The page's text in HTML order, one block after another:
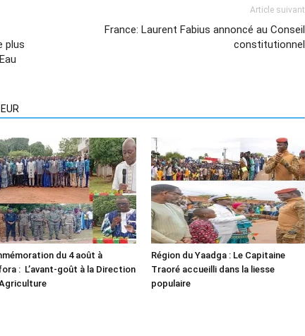
plus
Article suivant
France: Laurent Fabius annoncé au Conseil
constitutionnel
du 4 août à
: L’avant-goût à la Direction
Région du Yaadga : Le Capitaine
Traoré accueilli dans la liesse
populaire